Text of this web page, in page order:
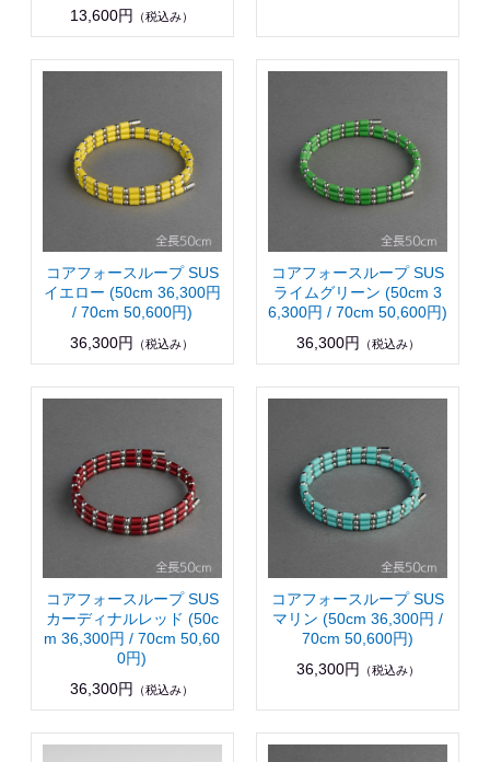
13,600円
（税込み）
コアフォースループ SUS
イエロー (50cm 36,300円
/ 70cm 50,600円)
36,300円
（税込み）
コアフォースループ SUS
ライムグリーン (50cm 3
6,300円 / 70cm 50,600円)
36,300円 （税込み）
コアフォースループ SUS
カーディナルレッド (50c
m 36,300円 / 70cm 50,60
0円)
36,300円
（税込み）
コアフォースループ SUS
マリン (50cm 36,300円 /
70cm 50,600円)
36,300円
（税込み）